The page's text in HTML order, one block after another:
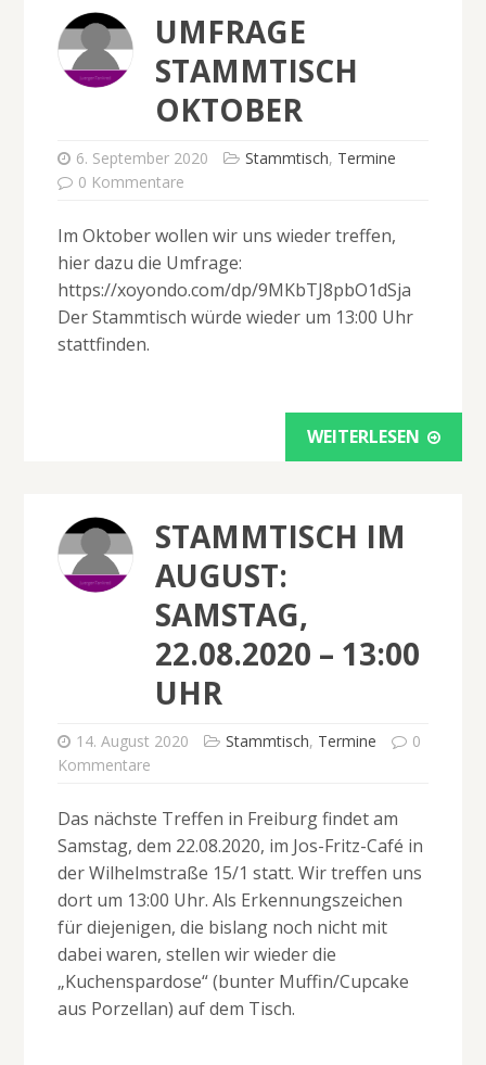
UMFRAGE
STAMMTISCH
OKTOBER
6. September 2020 Stammtisch, Termine
0 Kommentare
Im Oktober wollen wir uns wieder treffen,
hier dazu die Umfrage:
https://xoyondo.com/dp/9MKbTJ8pbO1dSja
Der Stammtisch würde wieder um 13:00 Uhr
stattfinden.
WEITERLESEN
STAMMTISCH IM
AUGUST:
SAMSTAG,
22.08.2020 – 13:00
UHR
14. August 2020 Stammtisch, Termine
0
Kommentare
Das nächste Treffen in Freiburg findet am
Samstag, dem 22.08.2020, im Jos-Fritz-Café in
der Wilhelmstraße 15/1 statt. Wir treffen uns
dort um 13:00 Uhr. Als Erkennungszeichen
für diejenigen, die bislang noch nicht mit
dabei waren, stellen wir wieder die
„Kuchenspardose“ (bunter Muffin/Cupcake
aus Porzellan) auf dem Tisch.